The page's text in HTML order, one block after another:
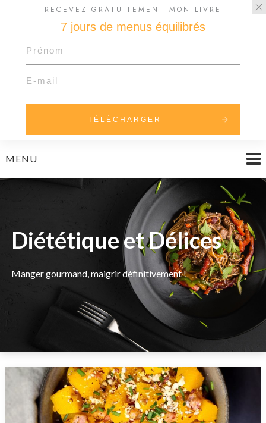
toMENU
Diététique et Délices
Manger gourmand, maigrir définitivement !
RECEVEZ GRATUITEMENT MON LIVRE
7 jours de menus équilibrés
TÉLÉCHARGER